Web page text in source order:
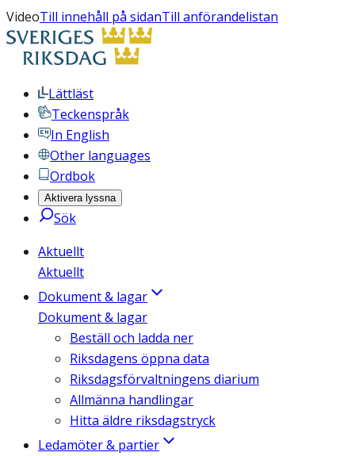
VideoTill innehåll på sidanTill anförandelistan
Lättläst
Teckenspråk
In English
Other languages
Ordbok
Aktivera lyssna
Sök
Aktuellt
Aktuellt
Dokument & lagar
Dokument & lagar
Beställ och ladda ner
Riksdagens öppna data
Riksdagsförvaltningens diarium
Allmänna handlingar
Hitta äldre riksdagstryck
Ledamöter & partier